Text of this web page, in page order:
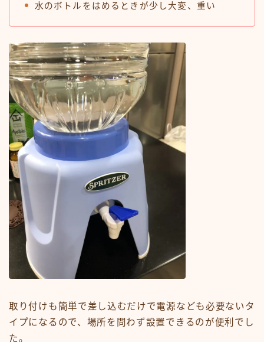
水のボトルをはめるときが少し大変、重い
取り付けも簡単で差し込むだけで電源なども必要ないタ
イプになるので、場所を問わず設置できるのが便利でし
た。